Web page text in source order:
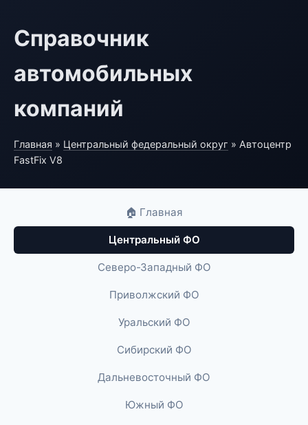
Справочник
автомобильных
компаний
Главная » Центральный федеральный округ » Автоцентр
FastFix V8
🏠 Главная
Центральный ФО
Северо-Западный ФО
Приволжский ФО
Уральский ФО
Сибирский ФО
Дальневосточный ФО
Южный ФО